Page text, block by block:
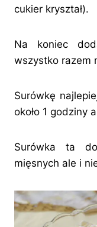
cukier kryształ).
Na koniec
wszystko razem
Surówkę
około 1 godziny
Surówka ta
mięsnych ale i